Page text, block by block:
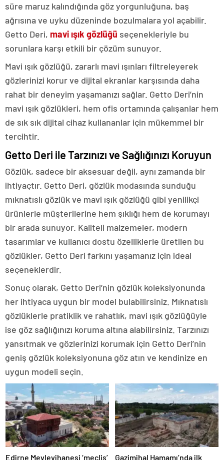
süre maruz kalındığında göz yorgunluğuna, baş
ağrısına ve uyku düzeninde bozulmalara yol açabilir.
Getto Deri, mavi ışık gözlüğü seçenekleriyle bu
sorunlara karşı etkili bir çözüm sunuyor.
Mavi ışık gözlüğü, zararlı mavi ışınları filtreleyerek
gözlerinizi korur ve dijital ekranlar karşısında daha
rahat bir deneyim yaşamanızı sağlar. Getto Deri’nin
mavi ışık gözlükleri, hem ofis ortamında çalışanlar hem
de sık sık dijital cihaz kullananlar için mükemmel bir
tercihtir.
Getto Deri ile Tarzınızı ve Sağlığınızı Koruyun
Gözlük, sadece bir aksesuar değil, aynı zamanda bir
ihtiyaçtır. Getto Deri, gözlük modasında sunduğu
mıknatıslı gözlük ve mavi ışık gözlüğü gibi yenilikçi
ürünlerle müşterilerine hem şıklığı hem de korumayı
bir arada sunuyor. Kaliteli malzemeler, modern
tasarımlar ve kullanıcı dostu özelliklerle üretilen bu
gözlükler, Getto Deri farkını yaşamanız için ideal
seçeneklerdir.
Sonuç olarak, Getto Deri’nin gözlük koleksiyonunda
her ihtiyaca uygun bir model bulabilirsiniz. Mıknatıslı
gözlüklerle pratiklik ve rahatlık, mavi ışık gözlüğüyle
ise göz sağlığınızı koruma altına alabilirsiniz. Tarzınızı
yansıtmak ve gözlerinizi korumak için Getto Deri’nin
geniş gözlük koleksiyonuna göz atın ve kendinize en
uygun modeli seçin.
Edirne Mevlevihanesi ‘meclis’ Gazimihal Hamamı’nda ilk